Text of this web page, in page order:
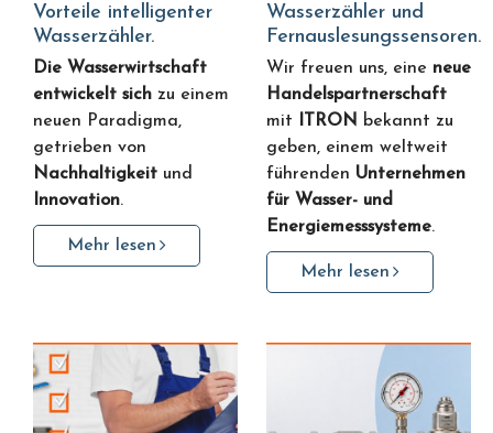
Vorteile intelligenter
Wasserzähler.
Die Wasserwirtschaft
entwickelt sich zu einem
neuen Paradigma,
getrieben von
Nachhaltigkeit und
Innovation.
Mehr lesen
Wasserzähler und
Fernauslesungssensoren.
Wir freuen uns, eine neue
Handelspartnerschaft
mit
ITRON bekannt zu
geben, einem weltweit
führenden Unternehmen
für Wasser- und
Energiemesssysteme.
Mehr lesen